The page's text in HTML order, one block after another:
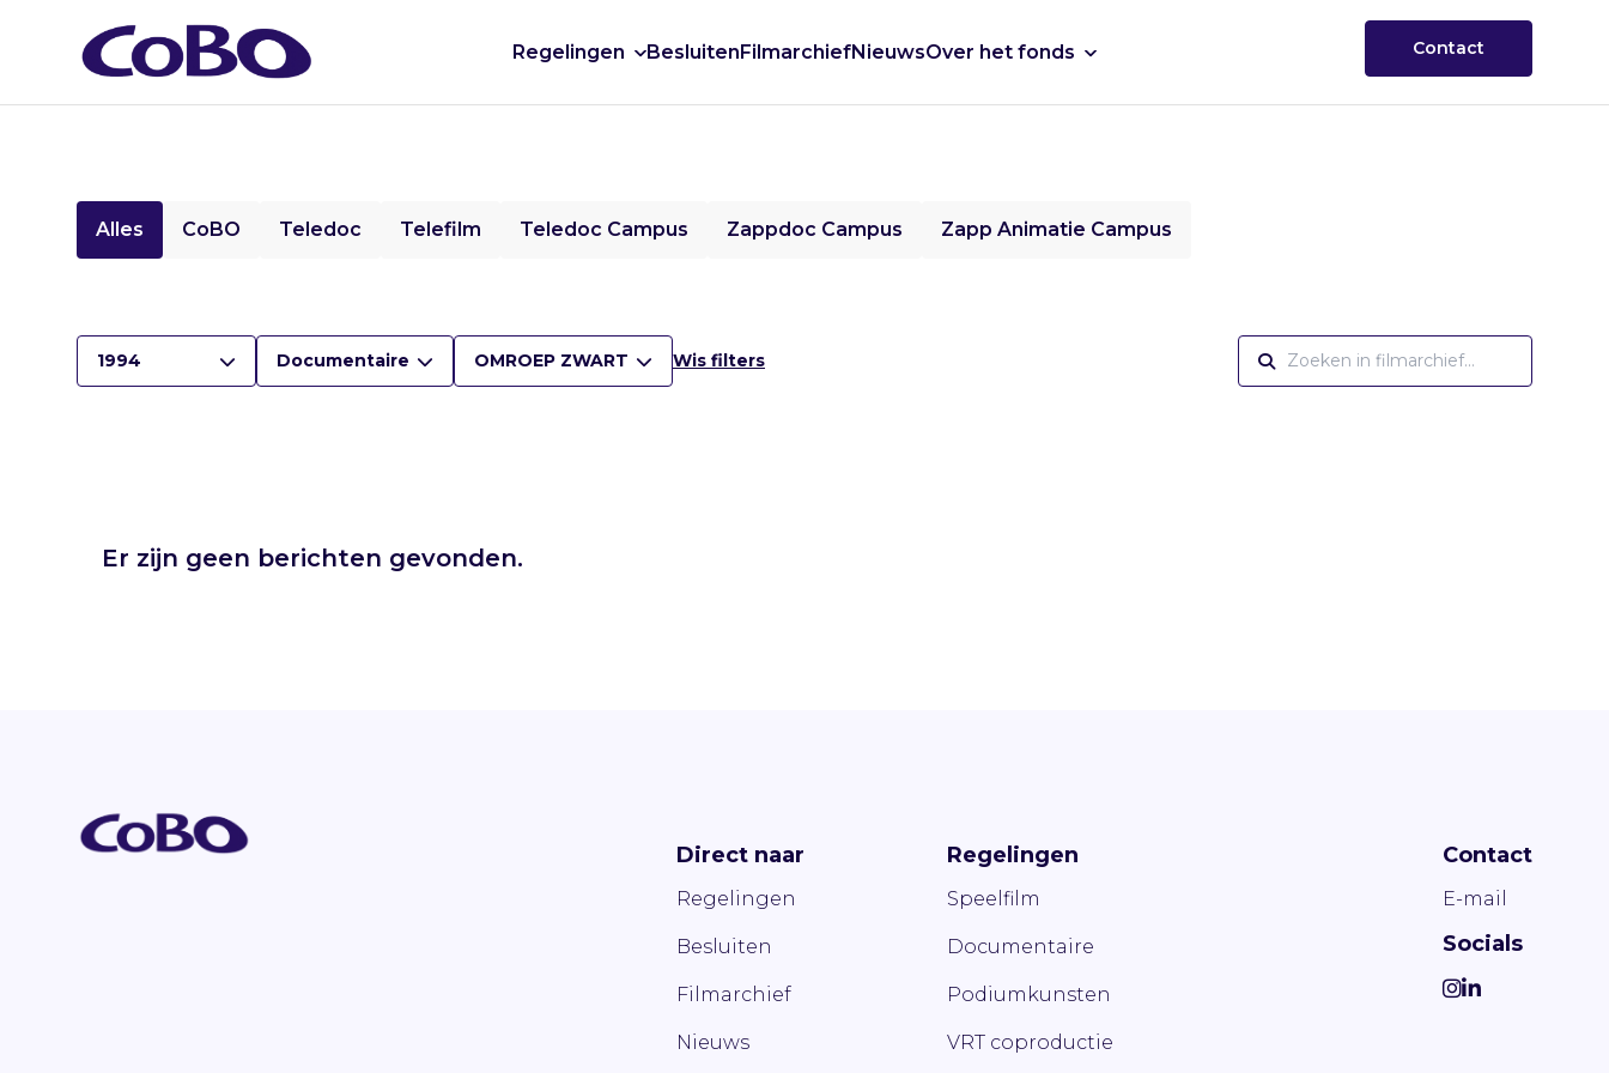
Regelingen BesluitenFilmarchiefNieuwsOver het fonds Contact
Alles CoBO Teledoc Telefilm Teledoc Campus Zappdoc Campus Zapp Animatie Campus
1994 Documentaire OMROEP ZWART Wis filters
Er zijn geen berichten gevonden.
Direct naar
Regelingen
Besluiten
Filmarchief
Nieuws
Regelingen
Speelfilm
Documentaire
Podiumkunsten
VRT coproductie
Contact
E-mail
Socials